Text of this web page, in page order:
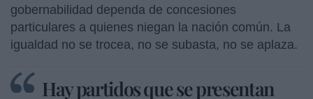
gobernabilidad dependa de concesiones
particulares a quienes niegan la nación común. La
igualdad no se trocea, no se subasta, no se aplaza.
Hay partidos que se presentan